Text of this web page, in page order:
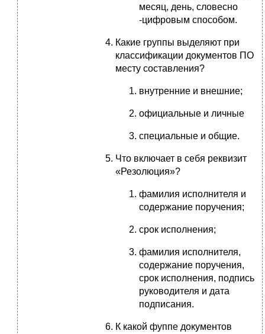
месяц, день, словесно
-цифровым способом.
Какие группы выделяют при
классификации документов ПО
месту составления?
внутренние и внешние;
официальные и личные
специальные и общие.
Что включает в себя реквизит
«Резолюция»?
фамилия исполнителя и
содержание поручения;
срок исполнения;
фамилия исполнителя,
содержание поручения,
срок исполнения, подпись
руководителя и дата
подписания.
К какой фуппе документов